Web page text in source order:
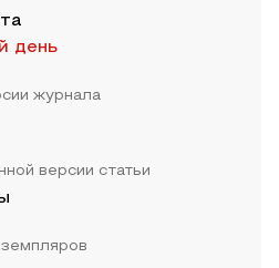
день
журнала
версии статьи